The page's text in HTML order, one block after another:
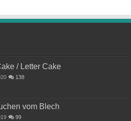
/ Letter Cake
138
vom Blech
99